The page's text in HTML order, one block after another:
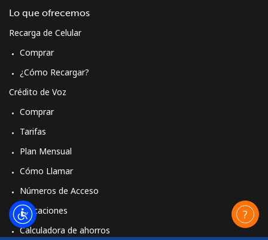
Lo que ofrecemos
Recarga de Celular
Comprar
¿Cómo Recargar?
Crédito de Voz
Comprar
Tarifas
Plan Mensual
Cómo Llamar
Números de Acceso
Aplicaciones
Calculadora de ahorros